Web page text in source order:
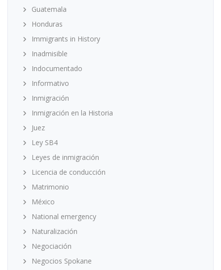
Guatemala
Honduras
Immigrants in History
Inadmisible
Indocumentado
Informativo
Inmigración
Inmigración en la Historia
Juez
Ley SB4
Leyes de inmigración
Licencia de conducción
Matrimonio
México
National emergency
Naturalización
Negociación
Negocios Spokane